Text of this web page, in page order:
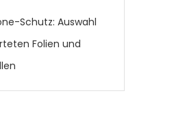
Schutz: Auswahl
Folien und